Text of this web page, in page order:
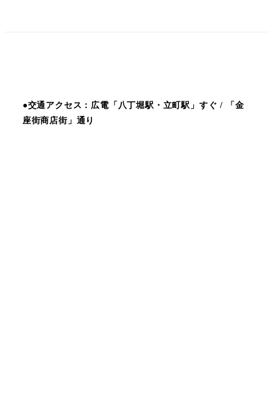
●交通アクセス：広電「八丁堀駅・立町駅」すぐ / 「金
座街商店街」通り